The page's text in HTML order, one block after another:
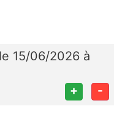
le 15/06/2026 à
+ -